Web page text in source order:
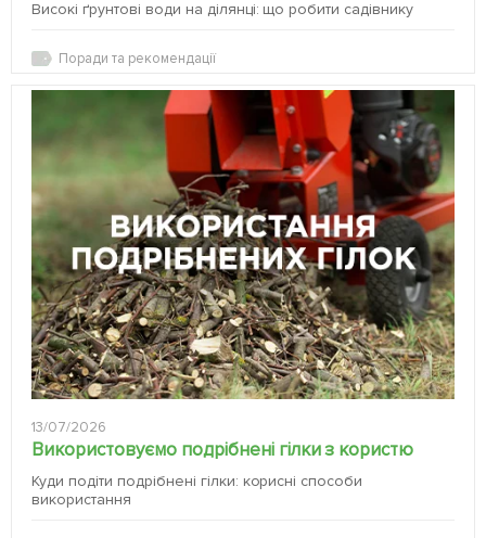
Високі ґрунтові води на ділянці: що робити садівнику
Поради та рекомендації
13/07/2026
Використовуємо подрібнені гілки з користю
Куди подіти подрібнені гілки: корисні способи
використання